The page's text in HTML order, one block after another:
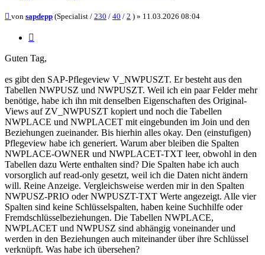
Beitrag
von sapdepp (Specialist / 230 / 40 / 2 ) » 11.03.2026 08:04
Guten Tag,
es gibt den SAP-Pflegeview V_NWPUSZT. Er besteht aus den
Tabellen NWPUSZ und NWPUSZT. Weil ich ein paar Felder mehr
benötige, habe ich ihn mit denselben Eigenschaften des Original-
Views auf ZV_NWPUSZT kopiert und noch die Tabellen
NWPLACE und NWPLACET mit eingebunden im Join und den
Beziehungen zueinander. Bis hierhin alles okay. Den (einstufigen)
Pflegeview habe ich generiert. Warum aber bleiben die Spalten
NWPLACE-OWNER und NWPLACET-TXT leer, obwohl in den
Tabellen dazu Werte enthalten sind? Die Spalten habe ich auch
vorsorglich auf read-only gesetzt, weil ich die Daten nicht ändern
will. Reine Anzeige. Vergleichsweise werden mir in den Spalten
NWPUSZ-PRIO oder NWPUSZT-TXT Werte angezeigt. Alle vier
Spalten sind keine Schlüsselspalten, haben keine Suchhilfe oder
Fremdschlüsselbeziehungen. Die Tabellen NWPLACE,
NWPLACET und NWPUSZ sind abhängig voneinander und
werden in den Beziehungen auch miteinander über ihre Schlüssel
verknüpft. Was habe ich übersehen?